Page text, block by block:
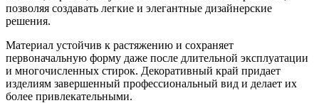
позволяя создавать легкие и элегантные дизайнерские
решения.
Материал устойчив к растяжению и сохраняет
первоначальную форму даже после длительной эксплуатации
и многочисленных стирок. Декоративный край придает
изделиям завершенный профессиональный вид и делает их
более привлекательными.